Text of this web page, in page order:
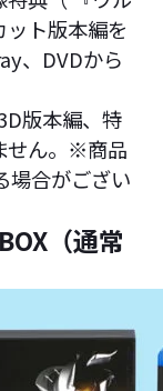
ット版本編を
、DVDから
版本編、特
せん。※商品
場合がござい
（通常